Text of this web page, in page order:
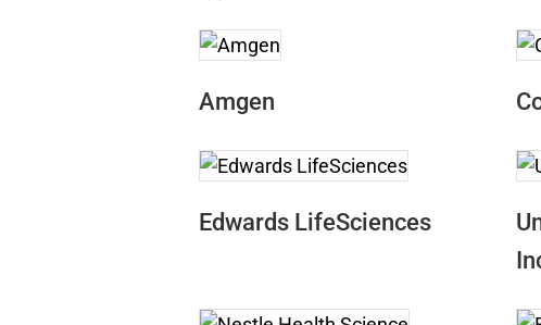
Amgen
Edwards LifeSciences